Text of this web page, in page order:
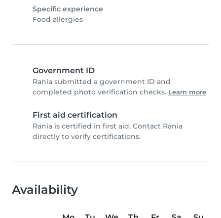
Specific experience
Food allergies
Government ID
Rania submitted a government ID and
completed photo verification checks. Learn more
First aid certification
Rania is certified in first aid. Contact Rania
directly to verify certifications.
Availability